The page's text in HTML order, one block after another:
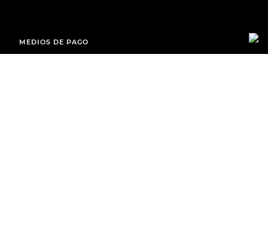
MEDIOS DE PAGO